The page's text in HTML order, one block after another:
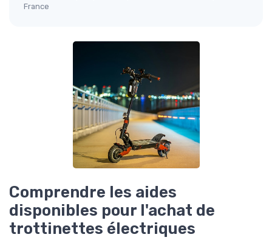
France
Comprendre les aides
disponibles pour l'achat de
trottinettes électriques